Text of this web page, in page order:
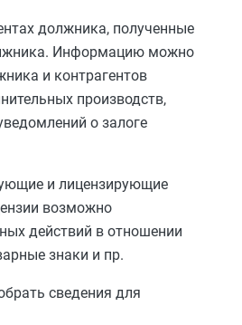
должника, полученные
Информацию можно
и контрагентов
производств,
о залоге
и лицензирующие
возможно
действий в отношении
знаки и пр.
сведения для